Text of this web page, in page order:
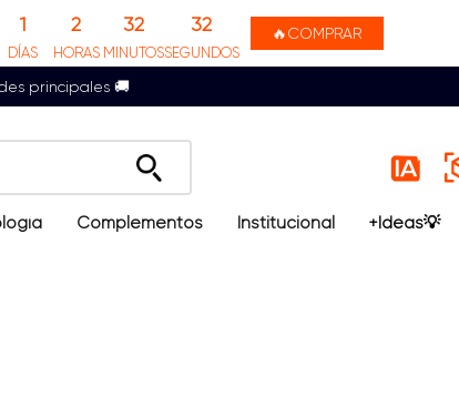
1
DÍAS
2
HORAS
32
MINUTOS
31
SEGUNDOS
🔥COMPRAR
principales 🚚
Complementos Institucional +Ideas💡